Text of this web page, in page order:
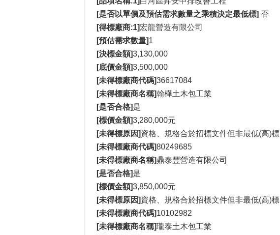
[是否以單價及預估需求數量之乘積決定最低標] 否
[得標廠商:1]宏龍營造有限公司
[預估需求數量]1
[決標金額]3,130,000
[底價金額]3,500,000
[未得標廠商代碼]36617084
[未得標廠商名稱]翰樺土木包工業
[是否合格]是
[標價金額]3,280,000元
[未得標原因]資格、規格合於招標文件但非最低(高)標
[未得標廠商代碼]80249685
[未得標廠商名稱]鼎泰豐營造有限公司
[是否合格]是
[標價金額]3,850,000元
[未得標原因]資格、規格合於招標文件但非最低(高)標
[未得標廠商代碼]10102982
[未得標廠商名稱]瓏泰土木包工業